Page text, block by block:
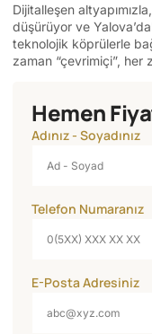
Dijitalleşen
düşürüyor ve
teknolojik köprülerle
zaman “çevrimiçi”, her
Hemen
Adınız - Soyadınız
Telefon Numaranız
E-Posta Adresiniz